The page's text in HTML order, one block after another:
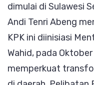
dimulai di Sulawesi
Andi Tenri Abeng
KPK ini diinisiasi
Wahid, pada
memperkuat